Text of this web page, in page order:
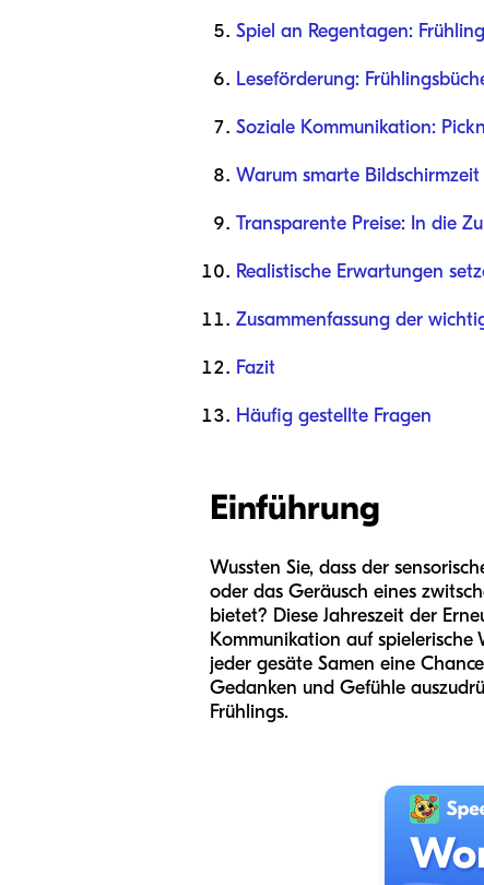
Spiel an Regentagen:
Leseförderung:
Soziale Kommunikation:
Warum smarte
Transparente Preise: In die
Realistische Erwartungen
Zusammenfassung der
Fazit
Häufig gestellte Fragen
Einführung
Wussten Sie, dass der
oder das Geräusch eines
bietet? Diese Jahreszeit der
Kommunikation auf spielerische
jeder gesäte Samen eine
Gedanken und Gefühle
Frühlings.